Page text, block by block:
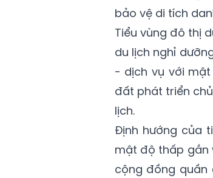
bảo vệ di tích
Tiểu vùng đô thị
du lịch nghỉ
- dịch vụ với
đất phát triển
lịch.
Định hướng của
mật độ thấp gắn
cộng đồng quần